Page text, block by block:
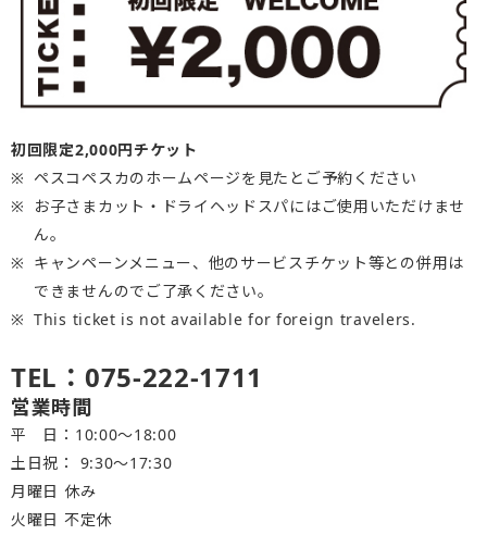
初回限定2,000円チケット
ペスコペスカのホームページを見たとご予約ください
お子さまカット・ドライヘッドスパにはご使用いただけませ
ん。
キャンペーンメニュー、他のサービスチケット等との併用は
できませんのでご了承ください。
This ticket is not available for foreign travelers.
TEL：075-222-1711
営業時間
平 日：10:00～18:00
土日祝： 9:30〜17:30
月曜日 休み
火曜日 不定休